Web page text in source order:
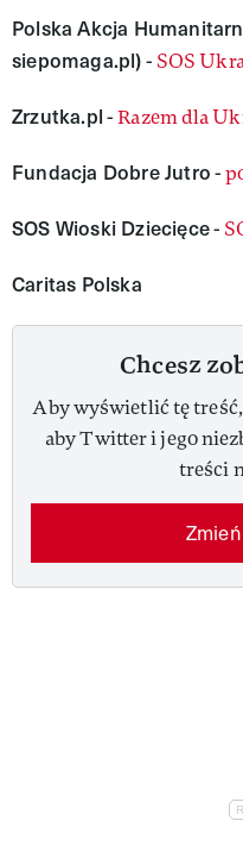
Polska Akcja
siepomaga.pl)- SOS
Zrzutka.pl-Razem dla
Fundacja Dobre Jutro-
SOS Wioski Dziecięce-
Caritas Polska
Chcesz
Aby wyświetlić tę
aby Twitter i jego
treści